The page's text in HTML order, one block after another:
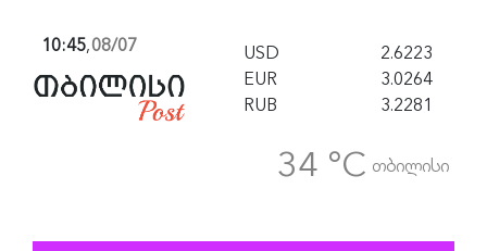
10:45,08/07 USD
2.6223
EUR
3.0264
RUB
3.2281
34 °C თბილისი